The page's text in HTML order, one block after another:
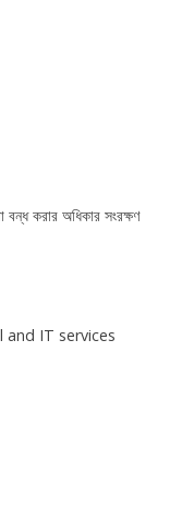
করার অধিকার সংরক্ষণ
and IT services